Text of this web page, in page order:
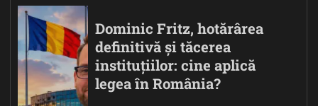
Dominic Fritz, hotărârea
definitivă și tăcerea
instituțiilor: cine aplică
legea în România?